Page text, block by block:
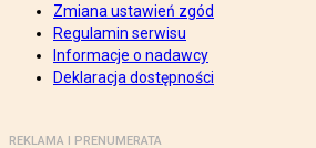
Zmiana ustawień zgód
Regulamin serwisu
Informacje o nadawcy
Deklaracja dostępności
REKLAMA I PRENUMERATA